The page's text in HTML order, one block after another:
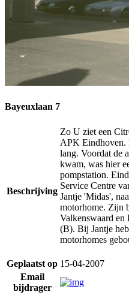
Bayeuxlaan 7
Beschrijving
Zo U ziet een
APK Eindhoven.
lang. Voordat de
kwam, was hier
pompstation.
Service Centre
Jantje 'Midas',
motorhome. Zijn
Valkenswaard
(B). Bij Jantje
motorhomes
Geplaatst op 15-04-2007
Email
bijdrager